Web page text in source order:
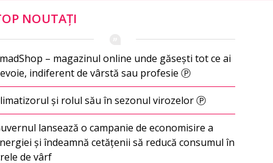
NOUTAȚI
– magazinul online unde găsești tot ce ai
indiferent de vârstă sau profesie Ⓟ
și rolul său în sezonul virozelor Ⓟ
lansează o campanie de economisire a
și îndeamnă cetățenii să reducă consumul în
de vârf